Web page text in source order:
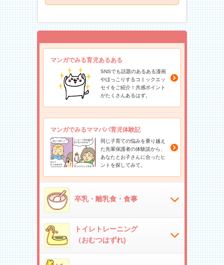
マンガでみる育児あるある
SNSでも話題のあるある漫画
やほっこりするコミックエッ
セイをご紹介！共感ポイント
がたくさんあるはず。
マンガでみるママパパ育児体験記
同じ子育ての悩みを乗り越え
た先輩保護者の体験談から、
あなたとお子さんに合ったヒ
ントを探してみて。
卒乳・離乳食・食事
トイレトレーニング
（おむつはずれ)